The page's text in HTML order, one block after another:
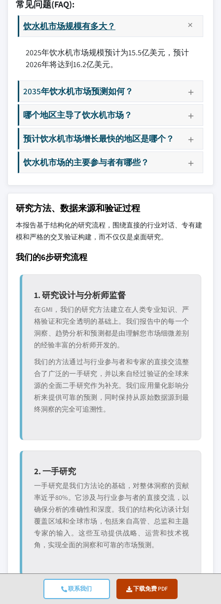
联系我们 下载免费 PDF
常见问题(FAQ):
饮水机市场规模有多大？
2025年饮水机市场规模预计为15.5亿美元，预计
2026年将达到16.2亿美元。
2035年饮水机市场预测如何？
哪个地区主导了饮水机市场？
预计饮水机市场增长最快的地区是哪个？
饮水机市场的主要参与者有哪些？
研究方法、数据来源和验证过程
本报告基于结构化的研究流程，围绕直接的行业对话、专有建
模和严格的交叉验证构建，而不仅仅是桌面研究。
我们的6步研究流程
1. 研究设计与分析师监督
在GMI，我们的研究方法建立在人类专业知识、严
格验证和完全透明的基础上。我们报告中的每一个
洞察、趋势分析和预测都是由理解您市场细微差别
的经验丰富的分析师开发的。
我们的方法通过与行业参与者和专家的直接交流整
合了广泛的一手研究，并以来自经过验证的全球来
源的全面二手研究作为补充。我们应用量化影响分
析来提供可靠的预测，同时保持从原始数据源到最
终洞察的完全可追溯性。
2. 一手研究
一手研究是我们方法论的基础，对整体洞察的贡献
率近乎80%。它涉及与行业参与者的直接交流，以
确保分析的准确性和深度。我们的结构化访谈计划
覆盖区域和全球市场，包括来自高管、总监和主题
专家的输入。这些互动提供战略、运营和技术视
角，实现全面的洞察和可靠的市场预测。